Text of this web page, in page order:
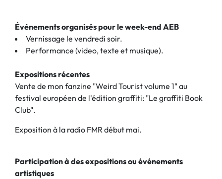
Événements organisés pour le week-end AEB
Vernissage le vendredi soir.
Performance (video, texte et musique).
Expositions récentes
Vente de mon fanzine "Weird Tourist volume 1" au
festival européen de l'édition graffiti: "Le graffiti Book
Club".
Exposition à la radio FMR début mai.
Participation à des expositions ou événements
artistiques